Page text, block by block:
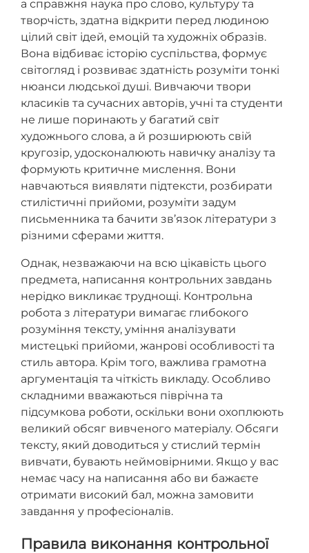
а справжня наука про слово, культуру та
творчість, здатна відкрити перед людиною
цілий світ ідей, емоцій та художніх образів.
Вона відбиває історію суспільства, формує
світогляд і розвиває здатність розуміти тонкі
нюанси людської душі. Вивчаючи твори
класиків та сучасних авторів, учні та студенти
не лише поринають у багатий світ
художнього слова, а й розширюють свій
кругозір, удосконалюють навичку аналізу та
формують критичне мислення. Вони
навчаються виявляти підтексти, розбирати
стилістичні прийоми, розуміти задум
письменника та бачити зв’язок літератури з
різними сферами життя.
Однак, незважаючи на всю цікавість цього
предмета, написання контрольних завдань
нерідко викликає труднощі. Контрольна
робота з літератури вимагає глибокого
розуміння тексту, уміння аналізувати
мистецькі прийоми, жанрові особливості та
стиль автора. Крім того, важлива грамотна
аргументація та чіткість викладу. Особливо
складними вважаються піврічна та
підсумкова роботи, оскільки вони охоплюють
великий обсяг вивченого матеріалу. Обсяги
тексту, який доводиться у стислий термін
вивчати, бувають неймовірними. Якщо у вас
немає часу на написання або ви бажаєте
отримати високий бал, можна замовити
завдання у професіоналів.
Правила виконання контрольної